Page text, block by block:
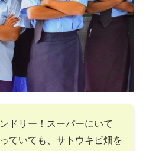
ドリー！スーパーにいて
ていても、サトウキビ畑を